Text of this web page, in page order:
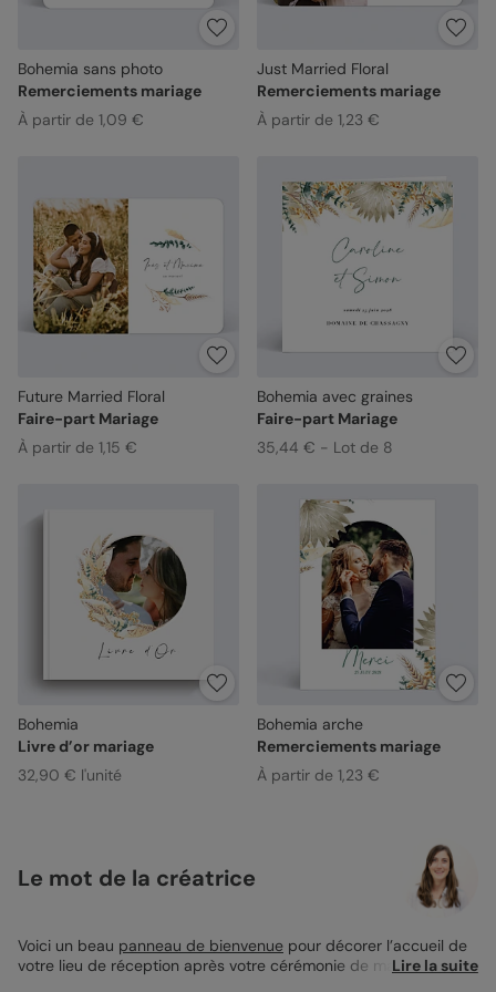
Bohemia sans photo
Remerciements mariage
À partir de 1,09 €
Just Married Floral
Remerciements mariage
À partir de 1,23 €
Future Married Floral
Faire-part Mariage
À partir de 1,15 €
Bohemia avec graines
Faire-part Mariage
35,44 € - Lot de 8
Bohemia
Livre d’or mariage
32,90 € l'unité
Bohemia arche
Remerciements mariage
À partir de 1,23 €
Le mot de la créatrice
Voici un beau panneau de bienvenue pour décorer l’accueil de
votre lieu de réception après votre cérémonie de mariage. Ses
Lire la suite